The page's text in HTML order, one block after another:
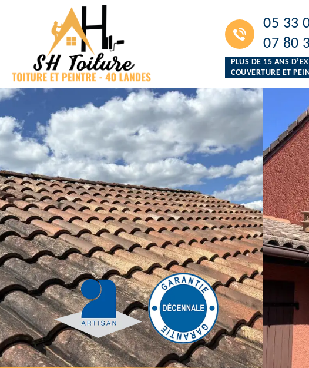
05 33
07 80
PLUS DE 15 ANS
COUVERTURE ET